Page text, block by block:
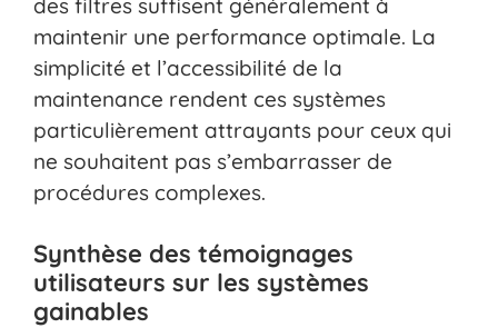
maintenir une performance optimale. La
simplicité et l’accessibilité de la
maintenance rendent ces systèmes
particulièrement attrayants pour ceux qui
ne souhaitent pas s’embarrasser de
procédures complexes.
Synthèse des témoignages
utilisateurs sur les systèmes
gainables